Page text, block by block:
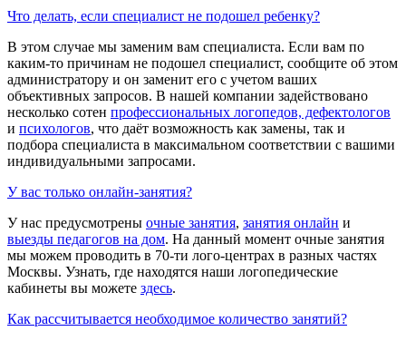
Что делать, если специалист не подошел ребенку?
В этом случае мы заменим вам специалиста. Если вам по
каким-то причинам не подошел специалист, сообщите об этом
администратору и он заменит его с учетом ваших
объективных запросов. В нашей компании задействовано
несколько сотен профессиональных логопедов, дефектологов
и психологов, что даёт возможность как замены, так и
подбора специалиста в максимальном соответствии с вашими
индивидуальными запросами.
У вас только онлайн-занятия?
У нас предусмотрены очные занятия, занятия онлайн и
выезды педагогов на дом. На данный момент очные занятия
мы можем проводить в 70-ти лого-центрах в разных частях
Москвы. Узнать, где находятся наши логопедические
кабинеты вы можете здесь.
Как рассчитывается необходимое количество занятий?